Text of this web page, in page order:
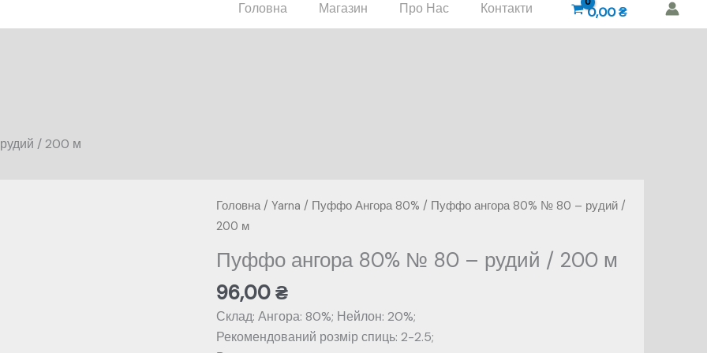
Головна Магазин Про Нас Контакти 0,00₴
/ 200 м
Головна/ Yarna / Пуффо Ангора 80% / Пуффо ангора 80% № 80 – рудий /
200 м
Пуффо ангора 80% № 80 – рудий / 200 м
96,00₴
Склад: Ангора: 80%; Нейлон: 20%;
Рекомендований розмір спиць: 2-2.5;